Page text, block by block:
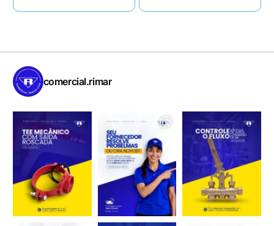
comercial.rimar